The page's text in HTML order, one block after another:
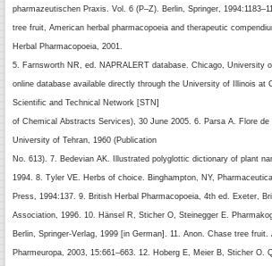
pharmazeutischen Praxis. Vol. 6 (P–Z). Berlin, Springer,
tree fruit, American herbal pharmacopoeia and therapeutic
Herbal Pharmacopoeia, 2001.
5. Farnsworth NR, ed. NAPRALERT database. Chicago, University
online database available directly through the University of Illinois at
Scientific and Technical Network [STN]
of Chemical Abstracts Services), 30 June 2005. 6. Parsa A. Flore de
University of Tehran, 1960 (Publication
No. 613). 7. Bedevian AK. Illustrated polyglottic dictionary of plant
1994. 8. Tyler VE. Herbs of choice. Binghampton, NY,
Press, 1994:137. 9. British Herbal Pharmacopoeia, 4th ed. Exeter,
Association, 1996. 10. Hänsel R, Sticher O, Steinegger E.
Berlin, Springer-Verlag, 1999 [in German]. 11. Anon. Chase tree fruit.
Pharmeuropa, 2003, 15:661–663. 12. Hoberg E, Meier B, Sticher O.